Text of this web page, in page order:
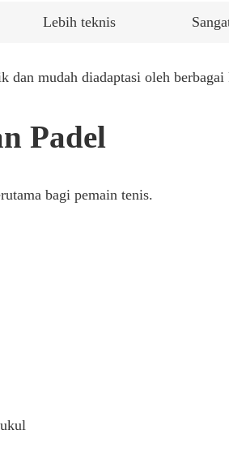
Lebih teknis
dan mudah diadaptasi oleh berbagai
Padel
bagi pemain tenis.